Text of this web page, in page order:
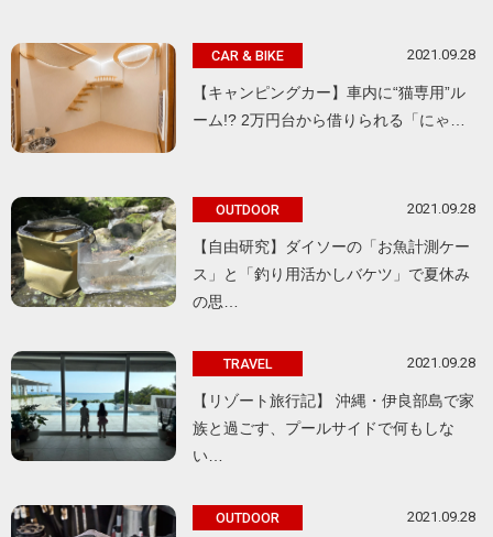
CAR & BIKE 2021.09.28
【キャンピングカー】車内に“猫専用”ル
ーム!? 2万円台から借りられる「にゃ…
OUTDOOR 2021.09.28
【自由研究】ダイソーの「お魚計測ケー
ス」と「釣り用活かしバケツ」で夏休み
の思…
TRAVEL 2021.09.28
【リゾート旅行記】 沖縄・伊良部島で家
族と過ごす、プールサイドで何もしな
い…
OUTDOOR 2021.09.28